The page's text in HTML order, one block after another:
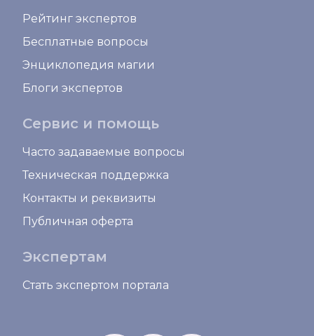
Рейтинг экспертов
Бесплатные вопросы
Энциклопедия магии
Блоги экспертов
Сервис и помощь
Часто задаваемые вопросы
Техническая поддержка
Контакты и реквизиты
Публичная оферта
Экспертам
Стать экспертом портала